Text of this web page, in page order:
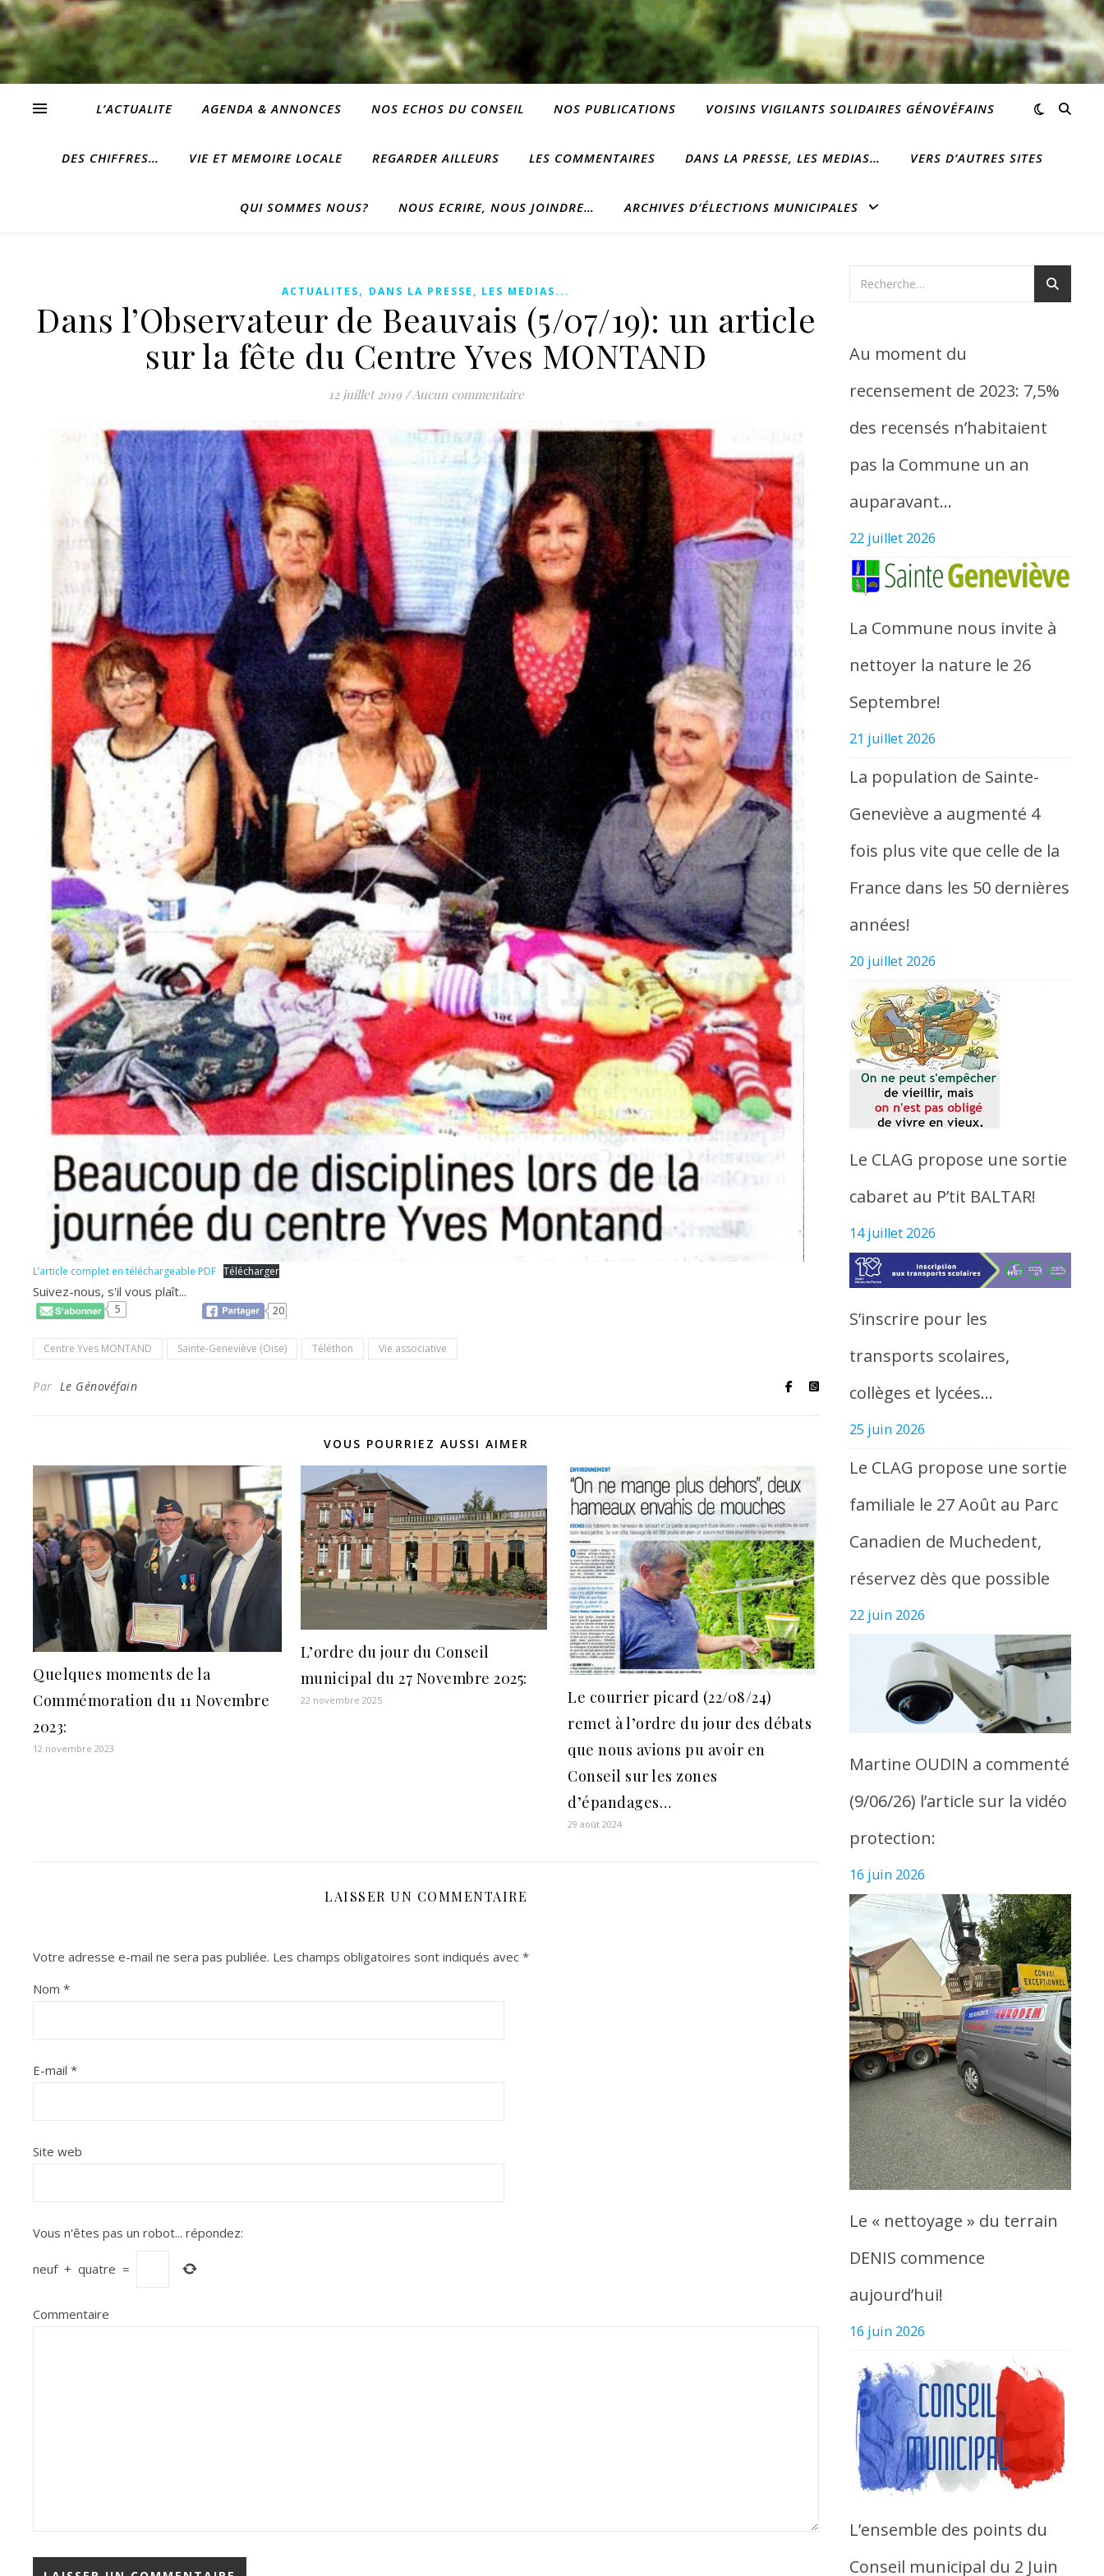
L’ACTUALITE AGENDA & ANNONCES NOS ECHOS DU CONSEIL NOS PUBLICATIONS VOISINS VIGILANTS SOLIDAIRES GÉNOVÉFAINS
DES CHIFFRES… VIE ET MEMOIRE LOCALE REGARDER AILLEURS LES COMMENTAIRES DANS LA PRESSE, LES MEDIAS… VERS D’AUTRES SITES
QUI SOMMES NOUS? NOUS ECRIRE, NOUS JOINDRE… ARCHIVES D’ÉLECTIONS MUNICIPALES
ACTUALITES, DANS LA PRESSE, LES MEDIAS...
Dans l’Observateur de Beauvais (5/07/19): un article
sur la fête du Centre Yves MONTAND
12 juillet 2019 /Aucun commentaire
L’article complet en téléchargeable PDF Télécharger
Suivez-nous, s'il vous plaît...
5 20
Centre Yves MONTAND Sainte-Geneviève (Oise) Téléthon Vie associative
Par Le Génovéfain
VOUS POURRIEZ AUSSI AIMER
Quelques moments de la
Commémoration du 11 Novembre
2023:
12 novembre 2023
L’ordre du jour du Conseil
municipal du 27 Novembre 2025:
22 novembre 2025
Le courrier picard (22/08/24)
remet à l’ordre du jour des débats
que nous avions pu avoir en
Conseil sur les zones
d’épandages…
29 août 2024
LAISSER UN COMMENTAIRE
Votre adresse e-mail ne sera pas publiée. Les champs obligatoires sont indiqués avec *
Nom *
E-mail *
Site web
Vous n'êtes pas un robot... répondez:
neuf + quatre =
Commentaire
Au moment du
recensement de 2023: 7,5%
des recensés n’habitaient
pas la Commune un an
auparavant…
22 juillet 2026
La Commune nous invite à
nettoyer la nature le 26
Septembre!
21 juillet 2026
La population de Sainte-
Geneviève a augmenté 4
fois plus vite que celle de la
France dans les 50 dernières
années!
20 juillet 2026
Le CLAG propose une sortie
cabaret au P’tit BALTAR!
14 juillet 2026
S’inscrire pour les
transports scolaires,
collèges et lycées…
25 juin 2026
Le CLAG propose une sortie
familiale le 27 Août au Parc
Canadien de Muchedent,
réservez dès que possible
22 juin 2026
Martine OUDIN a commenté
(9/06/26) l’article sur la vidéo
protection:
16 juin 2026
Le « nettoyage » du terrain
DENIS commence
aujourd’hui!
16 juin 2026
L’ensemble des points du
Conseil municipal du 2 Juin